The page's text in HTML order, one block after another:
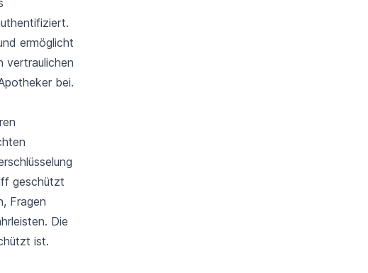
ermöglicht
vertraulichen
bei.
geschützt
Fragen
Die
ist.